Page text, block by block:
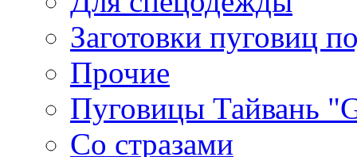
Заготовки пуговиц
Прочие
Пуговицы Тайвань
Со стразами